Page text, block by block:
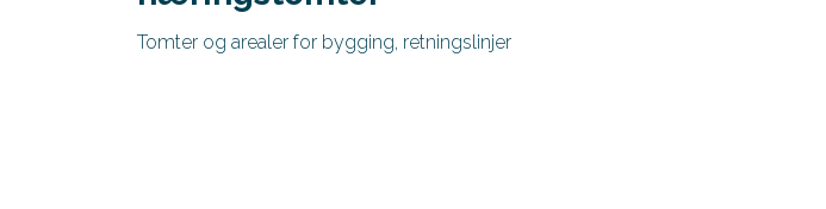
Tomter og arealer for bygging, retningslinjer